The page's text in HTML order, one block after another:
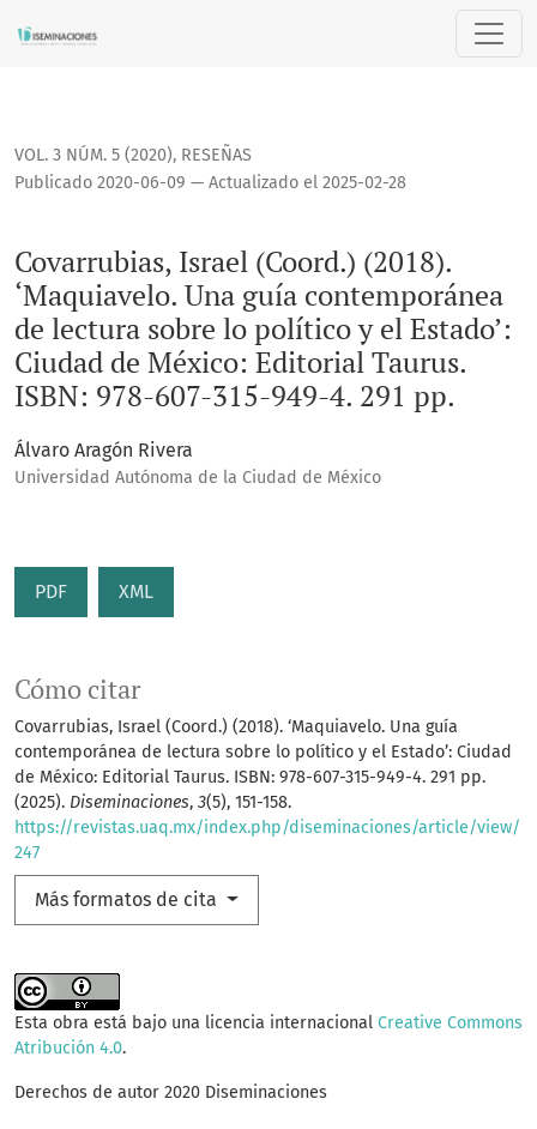
Covarrubias, Israel (Coord.) (2018). ‘Maquiavelo. Una
VOL. 3 NÚM. 5 (2020), RESEÑAS
Covarrubias, Israel (Coord.) (2018).
‘Maquiavelo. Una guía contemporánea
de lectura sobre lo político y el Estado’:
Ciudad de México: Editorial Taurus.
ISBN: 978-607-315-949-4. 291 pp.
Publicado 2020-06-09 — Actualizado el 2025-02-28
Álvaro Aragón Rivera
Universidad Autónoma de la Ciudad de México
PDF XML
Cómo citar
Covarrubias, Israel (Coord.) (2018). ‘Maquiavelo. Una guía
contemporánea de lectura sobre lo político y el Estado’: Ciudad
de México: Editorial Taurus. ISBN: 978-607-315-949-4. 291 pp.
(2025). Diseminaciones, 3(5), 151-158.
https://revistas.uaq.mx/index.php/diseminaciones/article/view/
247
Más formatos de cita
Esta obra está bajo una licencia internacional Creative Commons
Atribución 4.0.
Derechos de autor 2020 Diseminaciones